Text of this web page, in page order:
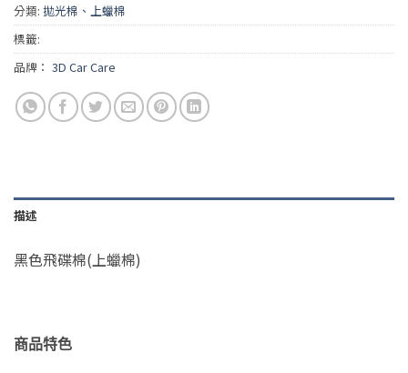
分類: 拋光棉、上蠟棉
標籤:
品牌： 3D Car Care
描述
黑色飛碟棉(上蠟棉)
商品特色